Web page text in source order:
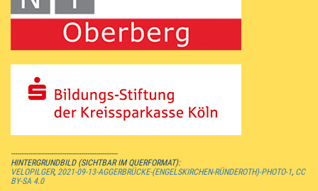
--------------------------------------------------
HINTERGRUNDBILD (SICHTBAR IM QUERFORMAT):
VELOPILGER, 2021-09-13-AGGERBRÜCKE-(ENGELSKIRCHEN-RÜNDEROTH)-PHOTO-1, CC
BY-SA 4.0